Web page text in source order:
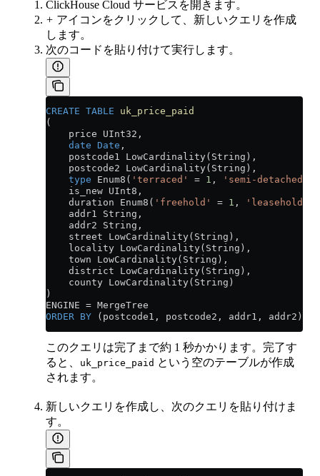
ClickHouse Cloud サービスを開きます。
+ アイコンをクリックして、新しいクエリを作成
します。
次のコードを貼り付けて実行します。
CREATE TABLE uk_price_paid
(
    price UInt32,
    date
Date ,
    postcode1 LowCardinality(String),
    postcode2 LowCardinality(String),
    type
Enum8( 'terraced' = 1 , 'semi-detached'
    is_new UInt8,
    duration Enum8(
'freehold' = 1 , 'leasehold'
    addr1 String,
    addr2 String,
    street LowCardinality(String),
    locality LowCardinality(String),
    town LowCardinality(String),
    district LowCardinality(String),
    county LowCardinality(String)
)
ENGINE = MergeTree
ORDER BY (postcode1, postcode2, addr1, addr2);
このクエリは完了まで約 1 秒かかります。完了す
ると、
uk_price_paid という空のテーブルが作成
されます。
新しいクエリを作成し、次のクエリを貼り付けま
す。